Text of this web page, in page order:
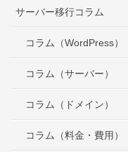
サーバー移行コラム
コラム（WordPress）
コラム（サーバー）
コラム（ドメイン）
コラム（料金・費用）